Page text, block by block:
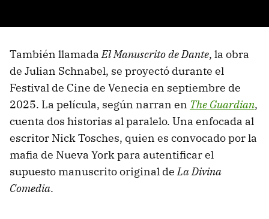
También llamadaEl Manuscrito de Dante, la obra
de Julian Schnabel, se proyectó durante el
Festival de Cine de Venecia en septiembre de
2025. La película, según narran en The Guardian,
cuenta dos historias al paralelo. Una enfocada al
escritor Nick Tosches, quien es convocado por la
mafia de Nueva York para autentificar el
supuesto manuscrito original deLa Divina
Comedia.